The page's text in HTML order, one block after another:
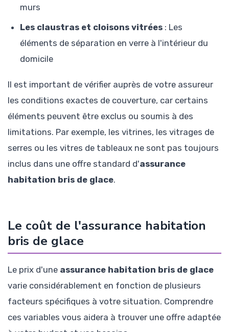
murs
Les claustras et cloisons vitrées : Les
éléments de séparation en verre à l'intérieur du
domicile
Il est important de vérifier auprès de votre assureur
les conditions exactes de couverture, car certains
éléments peuvent être exclus ou soumis à des
limitations. Par exemple, les vitrines, les vitrages de
serres ou les vitres de tableaux ne sont pas toujours
inclus dans une offre standard d'assurance
habitation bris de glace.
Le coût de l'assurance habitation
bris de glace
Le prix d'une assurance habitation bris de glace
varie considérablement en fonction de plusieurs
facteurs spécifiques à votre situation. Comprendre
ces variables vous aidera à trouver une offre adaptée